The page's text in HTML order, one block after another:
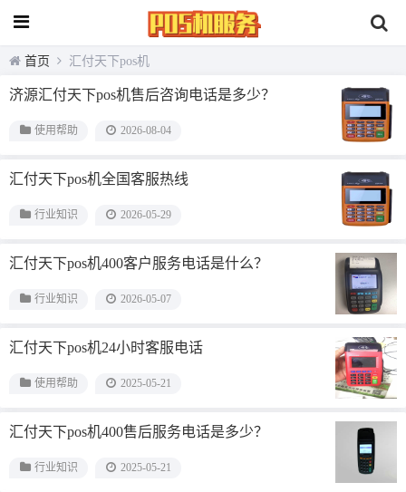
首页 汇付天下pos机
济源汇付天下pos机售后咨询电话是多少？
使用帮助 2026-08-04
汇付天下pos机全国客服热线
行业知识 2026-05-29
汇付天下pos机400客户服务电话是什么？
行业知识 2026-05-07
汇付天下pos机24小时客服电话
使用帮助 2025-05-21
汇付天下pos机400售后服务电话是多少？
行业知识 2025-05-21